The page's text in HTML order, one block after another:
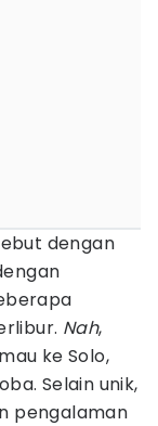
dengan
Nah,
ke Solo,
Selain unik,
pengalaman